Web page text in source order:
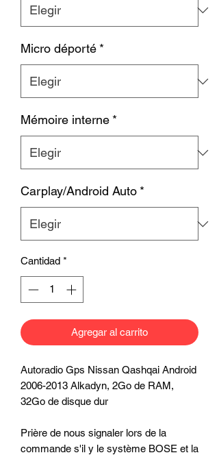
Micro déporté *
Mémoire interne *
Carplay/Android Auto *
Cantidad *
Agregar al carrito
Autoradio Gps Nissan Qashqai Android
2006-2013 Alkadyn, 2Go de RAM,
32Go de disque dur
Prière de nous signaler lors de la
commande s'il y le système BOSE et la